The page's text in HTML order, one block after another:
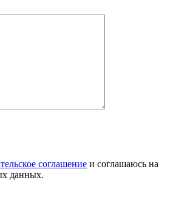
соглашение и соглашаюсь на
данных.